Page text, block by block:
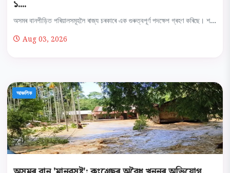
১....
অসমৰ বানপীড়িত পৰিয়ালসমূহলৈ ৰাজ্য চৰকাৰে এক গুৰুত্বপূৰ্ণ পদক্ষেপ গ্ৰহণ কৰিছে। শ...
Aug 03, 2026
আঞ্চলিক